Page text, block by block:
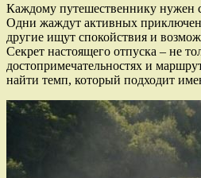
Каждому путешественнику нужен
Одни жаждут активных
другие ищут спокойствия и
Секрет настоящего отпуска – не
достопримечательностях и
найти темп, который подходит